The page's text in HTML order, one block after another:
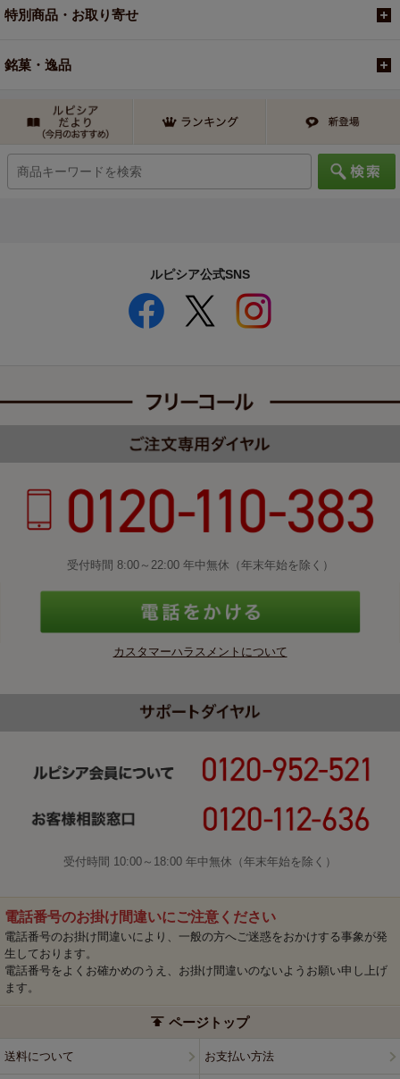
特別商品・お取り寄せ
銘菓・逸品
ルピシア公式SNS
受付時間 8:00～22:00 年中無休（年末年始を除く）
カスタマーハラスメントについて
受付時間 10:00～18:00 年中無休（年末年始を除く）
電話番号のお掛け間違いにご注意ください
電話番号のお掛け間違いにより、一般の方へご迷惑をおかけする事象が発
生しております。
電話番号をよくお確かめのうえ、お掛け間違いのないようお願い申し上げ
ます。
ページトップ
送料について お支払い方法